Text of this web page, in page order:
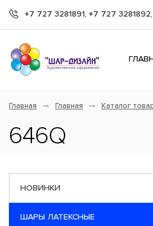
+7 727 3281891, +7 727
Главная Главная Каталог
646Q
НОВИНКИ
ШАРЫ ЛАТЕКСНЫЕ